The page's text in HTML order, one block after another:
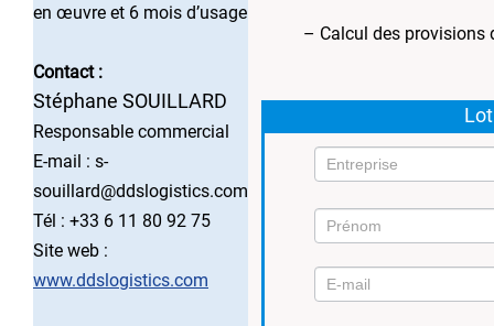
en œuvre et 6 mois d’usage
Contact :
Stéphane SOUILLARD
Responsable commercial
E-mail : s-
souillard@ddslogistics.com
Tél : +33 6 11 80 92 75
Site web :
www.ddslogistics.com
– Calcul des provisions